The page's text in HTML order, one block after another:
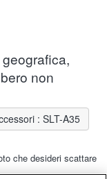
non
: SLT-A35
che desideri scattare